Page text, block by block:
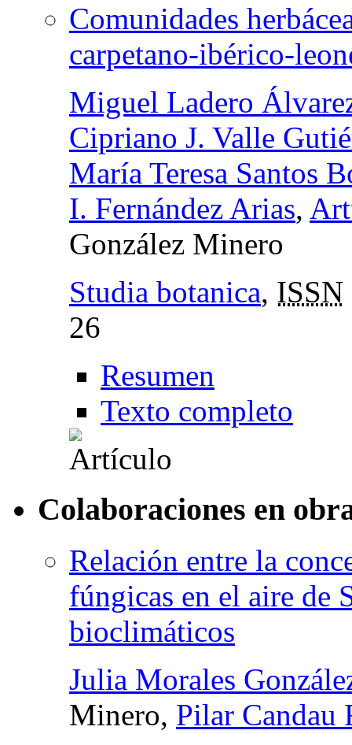
Comunidades
carpetano-ibérico-
Miguel Ladero
Cipriano J. Valle
María Teresa Santos
I. Fernández Arias,
González Minero
Studia botanica, ISSN
26
Resumen
Texto completo
Colaboraciones en
Relación entre la
fúngicas en el aire de
bioclimáticos
Julia Morales
Minero, Pilar Candau